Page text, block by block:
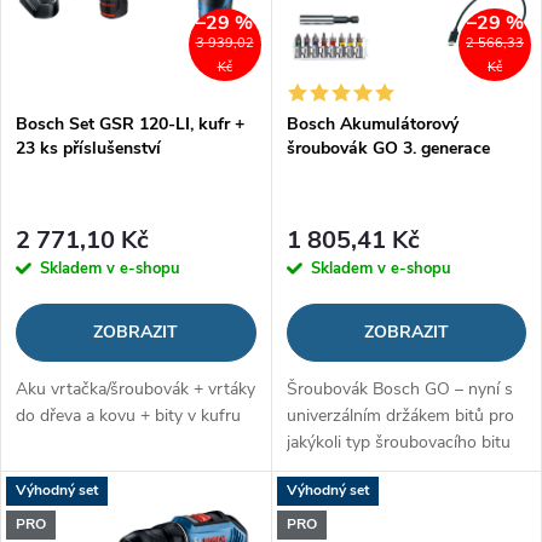
í
r
d
u
k
ů
p
r
o
d
u
k
t
3 939,02
Kč
–29 %
Bosch Set GSR 120-LI, kufr +
23 ks příslušenství
2 771,10 Kč
Skladem v e-shopu
ZOBRAZIT
Aku vrtačka/šroubovák + vrtáky
do dřeva a kovu + bity v kufru
2 566,33
Kč
–29 %
Bosch Akumulátorový
šroubovák GO 3. generace
1 805,41 Kč
Skladem v e-shopu
ZOBRAZIT
Šroubovák Bosch GO – nyní s
univerzálním držákem bitů pro
jakýkoli typ šroubovacího bitu
Výhodný set
PRO
Výhodný set
PRO